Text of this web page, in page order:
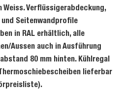
Weiss. Verflüssigerabdeckung,
Seitenwandprofile
in RAL erhältlich, alle
Aussen auch in Ausführung
80 mm hinten. Kühlregal
lieferbar